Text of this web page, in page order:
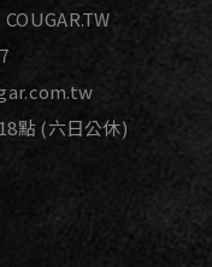
COUGAR.TW
點 (六日公休)